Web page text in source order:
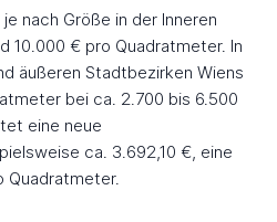
nach Größe in der Inneren
10.000 € pro Quadratmeter. In
äußeren Stadtbezirken Wiens
bei ca. 2.700 bis 6.500
eine neue
ca. 3.692,10 €, eine
Quadratmeter.